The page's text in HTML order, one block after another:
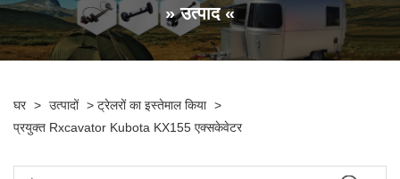
» उत्पाद «
घर > उत्पादों > ट्रेलरों का इस्तेमाल किया >
प्रयुक्त Rxcavator Kubota KX155 एक्सकेवेटर